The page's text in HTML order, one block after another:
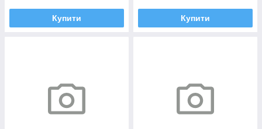
Купити Купити